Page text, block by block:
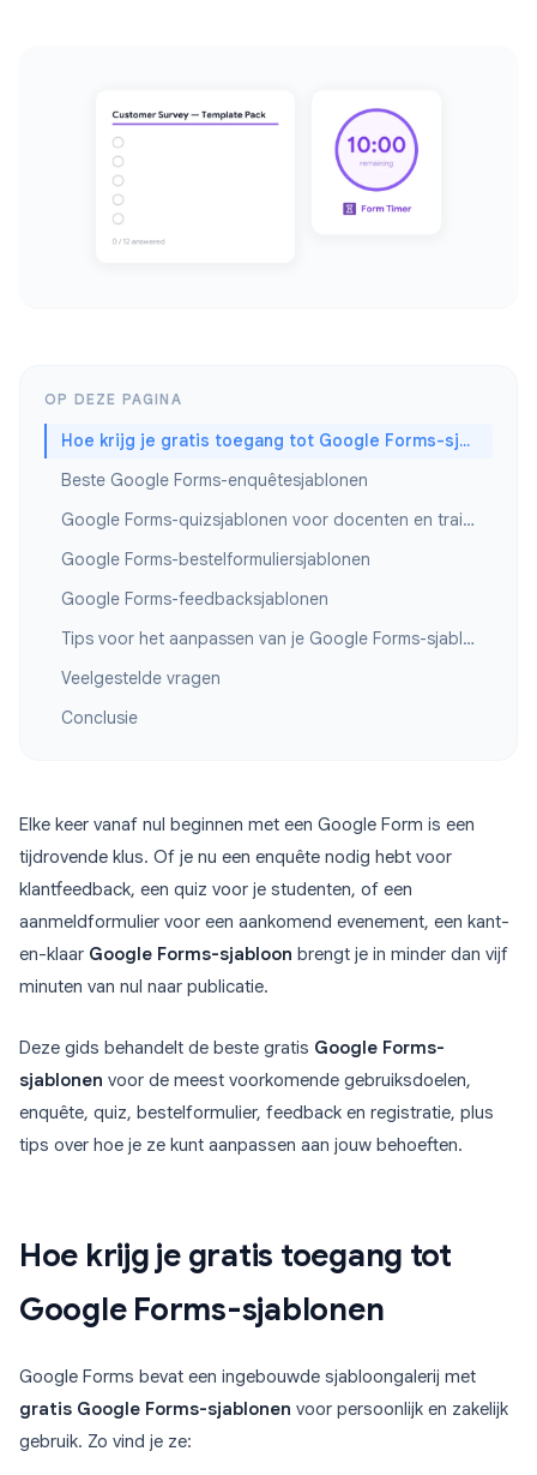
OP DEZE PAGINA
Hoe krijg je gratis toegang tot Google Forms-sjablonen
Beste Google Forms-enquêtesjablonen
Google Forms-quizsjablonen voor docenten en trainers
Google Forms-bestelformuliersjablonen
Google Forms-feedbacksjablonen
Tips voor het aanpassen van je Google Forms-sjablonen
Veelgestelde vragen
Conclusie
Elke keer vanaf nul beginnen met een Google Form is een
tijdrovende klus. Of je nu een enquête nodig hebt voor
klantfeedback, een quiz voor je studenten, of een
aanmeldformulier voor een aankomend evenement, een kant-
en-klaar Google Forms-sjabloon brengt je in minder dan vijf
minuten van nul naar publicatie.
Deze gids behandelt de beste gratis Google Forms-
sjablonen voor de meest voorkomende gebruiksdoelen,
enquête, quiz, bestelformulier, feedback en registratie, plus
tips over hoe je ze kunt aanpassen aan jouw behoeften.
Hoe krijg je gratis toegang tot
Google Forms-sjablonen
Google Forms bevat een ingebouwde sjabloongalerij met
gratis Google Forms-sjablonen voor persoonlijk en zakelijk
gebruik. Zo vind je ze: